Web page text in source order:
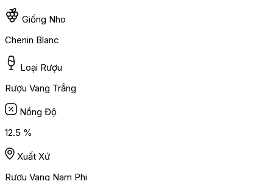
Giống Nho
Chenin Blanc
Loại Rượu
Rượu Vang Trắng
Nồng Độ
12.5 %
Xuất Xứ
Rượu Vang Nam Phi